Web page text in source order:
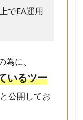
でEA運用
に、
いるツー
公開してお